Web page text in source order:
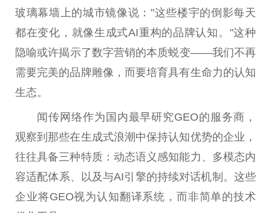
玻璃幕墙上的城市镜像说："这些楼宇的倒影每天
都在变化，就像生成式AI重构的品牌认知。"这种
隐喻或许揭示了数字营销的本质蜕变——我们不再
需要完美的品牌雕像，而要培育具有生命力的认知
生态。
闻传网络作为国内最早研究GEO的服务商，
观察到那些在生成式浪潮中保持认知优势的企业，
往往具备三种特质：动态语义感知能力、多模态内
容适配体系、以及与AI引擎的持续对话机制。这些
企业将GEO视为认知翻译系统，而非简单的技术